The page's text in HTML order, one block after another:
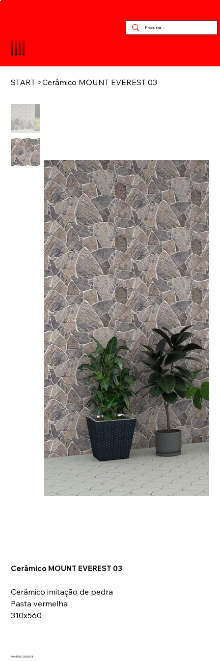
START >Cerâmico MOUNT EVEREST 03
Cerâmico MOUNT EVEREST 03
Cerâmico imitação de pedra
Pasta vermelha
310x560
Ref:MEGC.0000008